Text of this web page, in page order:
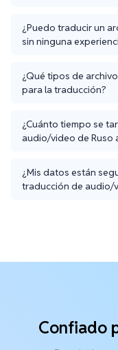
¿Puedo traducir un
sin ninguna
¿Qué tipos de
para la traducción?
¿Cuánto tiempo se
audio/video de Ruso
¿Mis datos están
traducción de audio/
Confiado